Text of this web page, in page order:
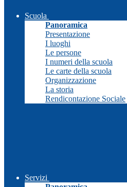
Scuola
Panoramica
Presentazione
I luoghi
Le persone
I numeri della scuola
Le carte della scuola
Organizzazione
La storia
Rendicontazione Sociale
Servizi